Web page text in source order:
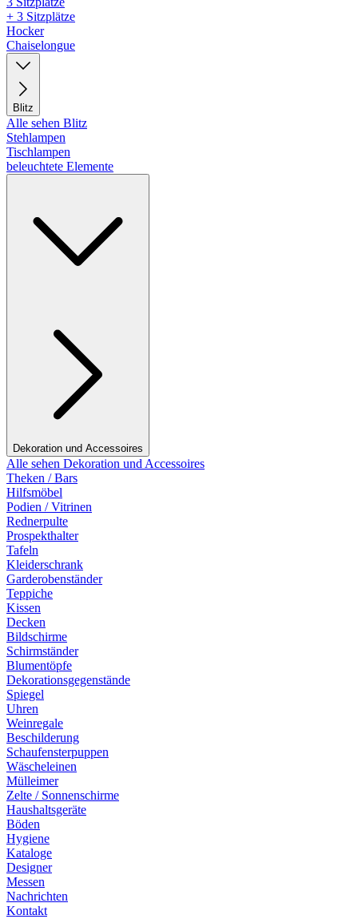
+ 3 Sitzplätze
Hocker
Chaiselongue
Blitz
Alle sehen Blitz
Stehlampen
Tischlampen
beleuchtete Elemente
Dekoration und Accessoires
Alle sehen Dekoration und Accessoires
Theken / Bars
Hilfsmöbel
Podien / Vitrinen
Rednerpulte
Prospekthalter
Tafeln
Kleiderschrank
Garderobenständer
Teppiche
Kissen
Decken
Bildschirme
Schirmständer
Blumentöpfe
Dekorationsgegenstände
Spiegel
Uhren
Weinregale
Beschilderung
Schaufensterpuppen
Wäscheleinen
Mülleimer
Zelte / Sonnenschirme
Haushaltsgeräte
Böden
Hygiene
Kataloge
Designer
Messen
Nachrichten
Kontakt